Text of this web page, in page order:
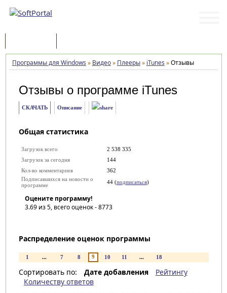
Программы для Windows » Видео» Плееры» iTunes »Отзывы
Отзывы о программе iTunes
СКАЧАТЬ Описание
Общая статистика
Загрузок всего
2 538 335
Загрузок за сегодня
144
Кол-во комментариев
362
Подписавшихся на новости о
программе
44 (подписаться)
Оцените программу!
3.69из 5, всего оценок -8773
Распределение оценок программы
1 ... 7 8 9 10 11 ... 18
Сортировать по: Дате добавления
Рейтингу
Количеству ответов